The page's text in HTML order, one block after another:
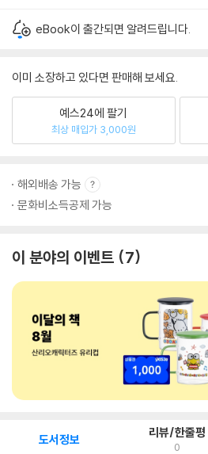
eBook이 출간되면 알려드립니다.
이미 소장하고 있다면 판매해 보세요.
예스24에 팔기
최상 매입가 3,000원
해외배송 가능
문화비소득공제 가능
이 분야의 이벤트 7
도서정보 리뷰/한줄평
0